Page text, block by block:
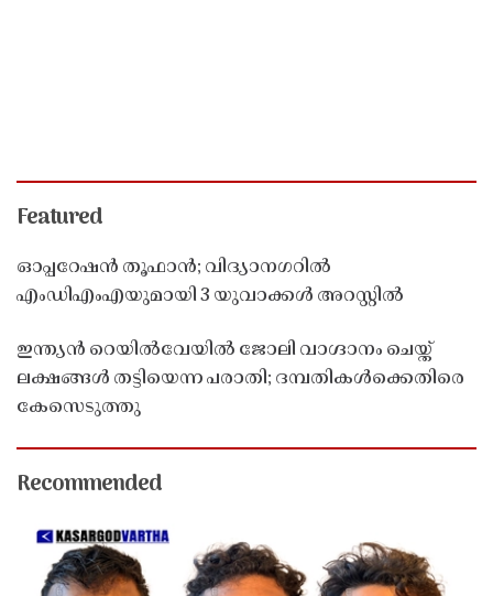
Featured
ഓപ്പറേഷൻ തൂഫാൻ; വിദ്യാനഗറിൽ
എംഡിഎംഎയുമായി 3 യുവാക്കൾ അറസ്റ്റിൽ
ഇന്ത്യൻ റെയിൽവേയിൽ ജോലി വാഗ്ദാനം ചെയ്ത്
ലക്ഷങ്ങൾ തട്ടിയെന്ന പരാതി; ദമ്പതികൾക്കെതിരെ
കേസെടുത്തു
Recommended